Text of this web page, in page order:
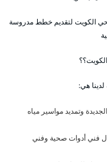
الكويت لتقديم خطط مدروسة
هي:
وتمديد مواسير مياه
فني أدوات صحية وفني